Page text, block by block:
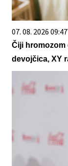
07. 08. 2026 09:47
Čiji hromozom
devojčica, XY